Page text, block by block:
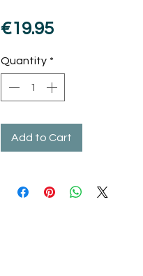
€19.95Price
Quantity *
Add to Cart